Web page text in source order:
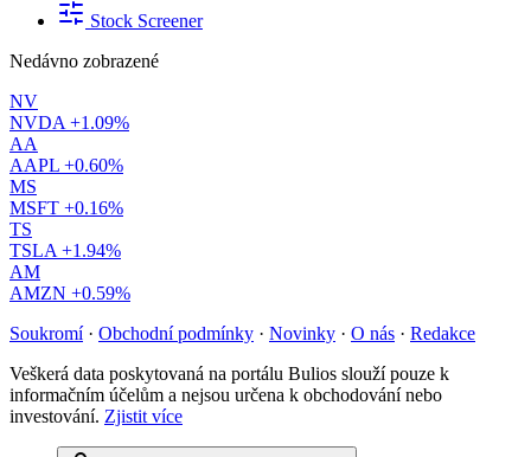
Stock Screener
Nedávno zobrazené
NV
NVDA +1.09%
AA
AAPL +0.60%
MS
MSFT +0.16%
TS
TSLA +1.94%
AM
AMZN +0.59%
Soukromí · Obchodní podmínky · Novinky · O nás · Redakce
Veškerá data poskytovaná na portálu Bulios slouží pouze k
informačním účelům a nejsou určena k obchodování nebo
investování. Zjistit více